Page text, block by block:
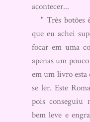
acontecer...
" Três botões
que eu achei
focar em uma
apenas um
em um livro esta
se ler. Este
pois conseguiu
bem leve e